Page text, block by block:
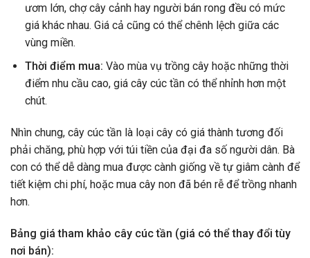
ươm lớn, chợ cây cảnh hay người bán rong đều có mức
giá khác nhau. Giá cả cũng có thể chênh lệch giữa các
vùng miền.
Thời điểm mua: Vào mùa vụ trồng cây hoặc những thời
điểm nhu cầu cao, giá cây cúc tần có thể nhỉnh hơn một
chút.
Nhìn chung, cây cúc tần là loại cây có giá thành tương đối
phải chăng, phù hợp với túi tiền của đại đa số người dân. Bà
con có thể dễ dàng mua được cành giống về tự giâm cành để
tiết kiệm chi phí, hoặc mua cây non đã bén rễ để trồng nhanh
hơn.
Bảng giá tham khảo cây cúc tần (giá có thể thay đổi tùy
nơi bán):